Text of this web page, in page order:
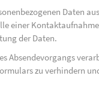
Daten
einer
der Daten.
Absendevorgangs
zu verhindern